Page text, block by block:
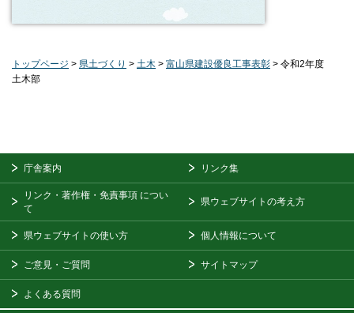
トップページ > 県土づくり > 土木 > 富山県建設優良工事表彰 > 令和2年度
土木部
庁舎案内 リンク集
リンク・著作権・免責事項 につい
て
県ウェブサイトの考え方
県ウェブサイトの使い方 個人情報について
ご意見・ご質問 サイトマップ
よくある質問